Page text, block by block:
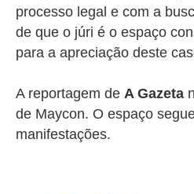
processo legal e com a
de que o júri é o espaço
para a apreciação deste
A reportagem de A Gazeta
de Maycon. O espaço
manifestações.